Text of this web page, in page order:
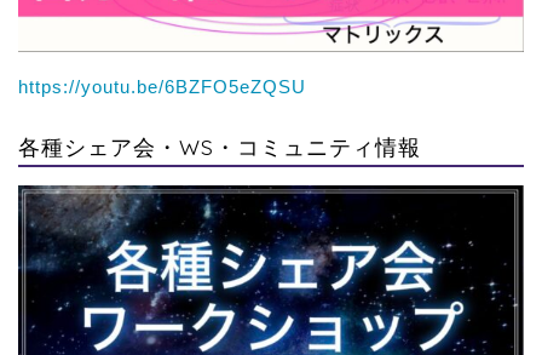
https://youtu.be/6BZFO5eZQSU
各種シェア会・WS・コミュニティ情報